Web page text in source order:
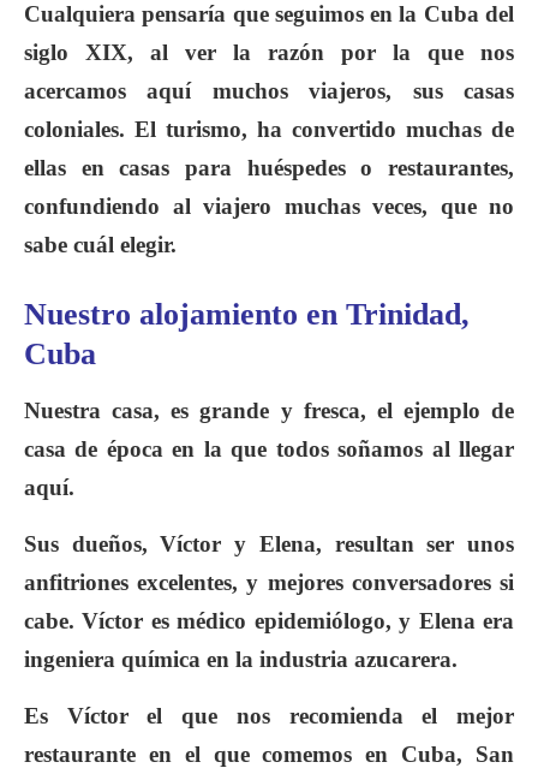
Cualquiera pensaría que seguimos en la Cuba del
siglo XIX, al ver la razón por la que nos
acercamos aquí muchos viajeros, sus casas
coloniales. El turismo, ha convertido muchas de
ellas en casas para huéspedes o restaurantes,
confundiendo al viajero muchas veces, que no
sabe cuál elegir.
Nuestro alojamiento en Trinidad,
Cuba
Nuestra casa, es grande y fresca, el ejemplo de
casa de época en la que todos soñamos al llegar
aquí.
Sus dueños, Víctor y Elena, resultan ser unos
anfitriones excelentes, y mejores conversadores si
cabe. Víctor es médico epidemiólogo, y Elena era
ingeniera química en la industria azucarera.
Es Víctor el que nos recomienda el mejor
restaurante en el que comemos en Cuba, San